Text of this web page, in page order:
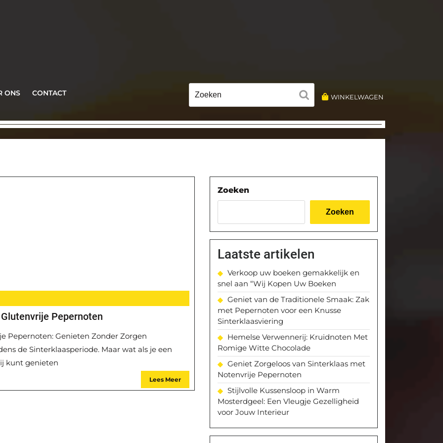
ONS CONTACT
naar:
WINKELWAGEN
Pepernoten
Pepernoten: Genieten Zonder Zorgen
de Sinterklaasperiode. Maar wat als je een
kunt genieten
Lees Meer
Zoeken
Zoeken
Laatste artikelen
Verkoop uw boeken gemakkelijk en
snel aan “Wij Kopen Uw Boeken
Geniet van de Traditionele Smaak: Zak
met Pepernoten voor een Knusse
Sinterklaasviering
Hemelse Verwennerij: Kruidnoten Met
Romige Witte Chocolade
Geniet Zorgeloos van Sinterklaas met
Notenvrije Pepernoten
Stijlvolle Kussensloop in Warm
Mosterdgeel: Een Vleugje Gezelligheid
voor Jouw Interieur